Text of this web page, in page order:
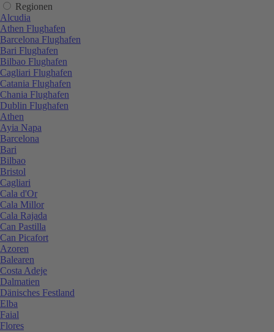
Regionen
Alcudia
Athen Flughafen
Barcelona Flughafen
Bari Flughafen
Bilbao Flughafen
Cagliari Flughafen
Catania Flughafen
Chania Flughafen
Dublin Flughafen
Athen
Ayia Napa
Barcelona
Bari
Bilbao
Bristol
Cagliari
Cala d'Or
Cala Millor
Cala Rajada
Can Pastilla
Can Picafort
Azoren
Balearen
Costa Adeje
Dalmatien
Dänisches Festland
Elba
Faial
Flores